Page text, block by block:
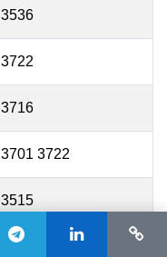
3536
3722
3716
3701 3722
3515
3516